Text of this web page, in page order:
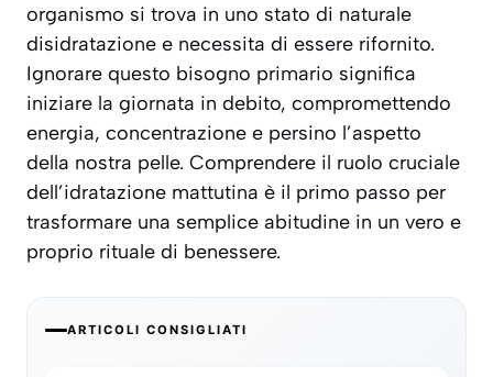
organismo si trova in uno stato di naturale
disidratazione e necessita di essere rifornito.
Ignorare questo bisogno primario significa
iniziare la giornata in debito, compromettendo
energia, concentrazione e persino l’aspetto
della nostra pelle. Comprendere il ruolo cruciale
dell’idratazione mattutina è il primo passo per
trasformare una semplice abitudine in un vero e
proprio rituale di benessere.
ARTICOLI CONSIGLIATI